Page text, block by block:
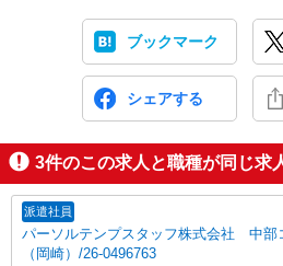
ブックマーク
シェアする
3件のこの求人と職種が同じ求
派遣社員
パーソルテンプスタッフ株式会社 中部
（岡崎）/26-0496763